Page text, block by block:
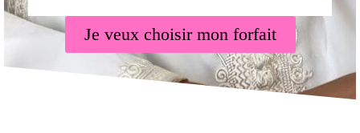
Je veux choisir mon forfait